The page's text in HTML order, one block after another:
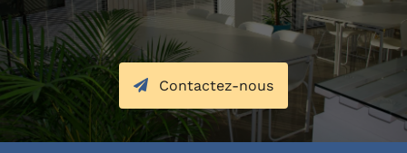
Contactez-nous